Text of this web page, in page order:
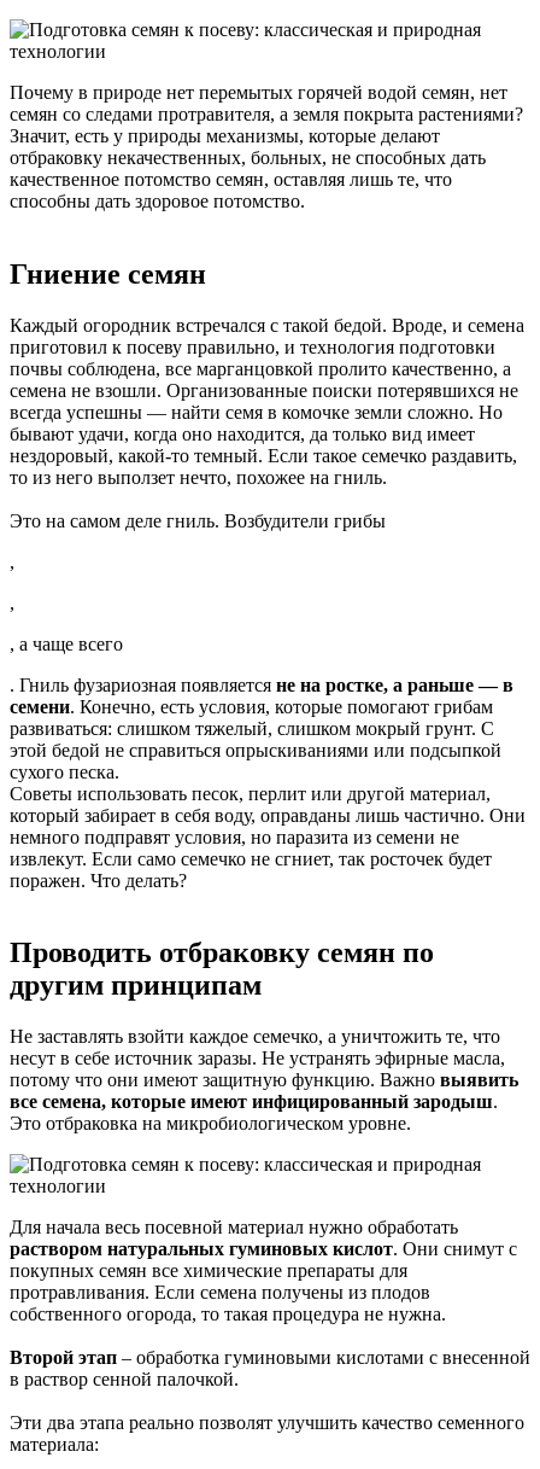
Почему в природе нет перемытых горячей водой семян, нет
семян со следами протравителя, а земля покрыта растениями?
Значит, есть у природы механизмы, которые делают
отбраковку некачественных, больных, не способных дать
качественное потомство семян, оставляя лишь те, что
способны дать здоровое потомство.
Гниение семян
Каждый огородник встречался с такой бедой. Вроде, и семена
приготовил к посеву правильно, и технология подготовки
почвы соблюдена, все марганцовкой пролито качественно, а
семена не взошли. Организованные поиски потерявшихся не
всегда успешны — найти семя в комочке земли сложно. Но
бывают удачи, когда оно находится, да только вид имеет
нездоровый, какой-то темный. Если такое семечко раздавить,
то из него выползет нечто, похожее на гниль.
Это на самом деле гниль. Возбудители грибы
,
,
, а чаще всего
. Гниль фузариозная появляется не на ростке, а раньше — в
семени. Конечно, есть условия, которые помогают грибам
развиваться: слишком тяжелый, слишком мокрый грунт. С
этой бедой не справиться опрыскиваниями или подсыпкой
сухого песка.
Советы использовать песок, перлит или другой материал,
который забирает в себя воду, оправданы лишь частично. Они
немного подправят условия, но паразита из семени не
извлекут. Если само семечко не сгниет, так росточек будет
поражен. Что делать?
Проводить отбраковку семян по
другим принципам
Не заставлять взойти каждое семечко, а уничтожить те, что
несут в себе источник заразы. Не устранять эфирные масла,
потому что они имеют защитную функцию. Важно выявить
все семена, которые имеют инфицированный зародыш.
Это отбраковка на микробиологическом уровне.
Для начала весь посевной материал нужно обработать
раствором натуральных гуминовых кислот. Они снимут с
покупных семян все химические препараты для
протравливания. Если семена получены из плодов
собственного огорода, то такая процедура не нужна.
Второй этап – обработка гуминовыми кислотами с внесенной
в раствор сенной палочкой.
Эти два этапа реально позволят улучшить качество семенного
материала: